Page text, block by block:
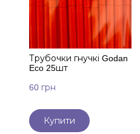
Трубочки гнучкі Godan
Eco 25шт
60 грн
Купити